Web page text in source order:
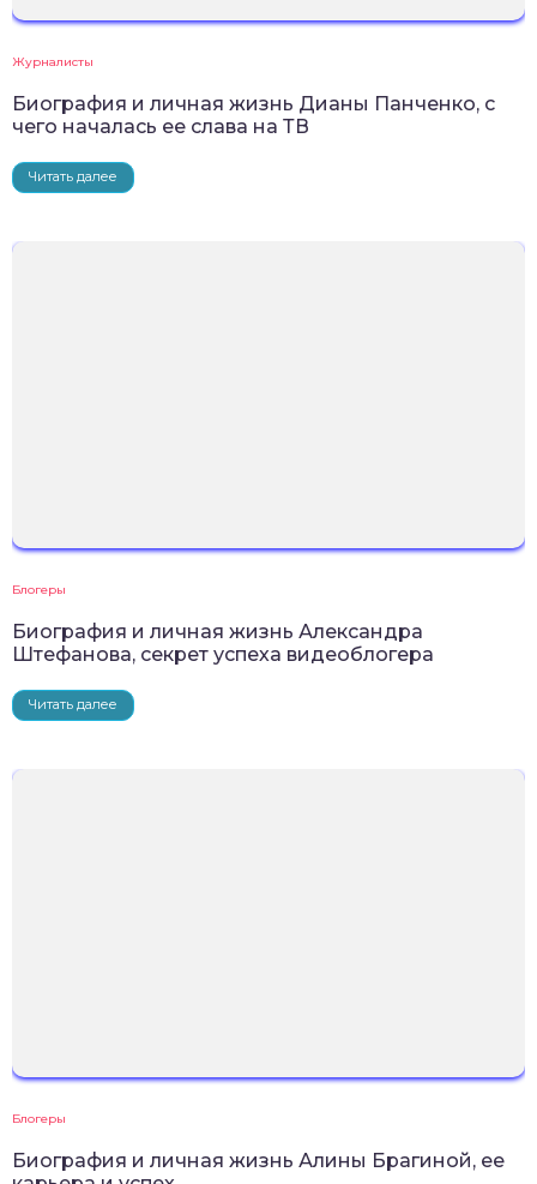
Журналисты
Биография и личная жизнь Дианы Панченко, с
чего началась ее слава на ТВ
Читать далее
Блогеры
Биография и личная жизнь Александра
Штефанова, секрет успеха видеоблогера
Читать далее
Блогеры
Биография и личная жизнь Алины Брагиной, ее